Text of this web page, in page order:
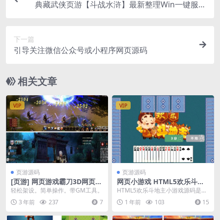
典藏武侠页游【斗战水浒】最新整理Win一键服务
下一篇
引导关注微信公众号或小程序网页源码
相关文章
VIP
页游源码
[页游] 网页游戏霸刀3D网页游
戏单机版带GM工具
轻松架设。简单操作。带GM工具。
3 年前
237 7
VIP
页游源码
网页小游戏 HTML5欢乐斗地
主小游戏源码 休闲娱乐手游源
码
HTML5欢乐斗地主小游戏源码是一
款基于HTML5、CSS3和JavaScri
p... 1 年前 103 15